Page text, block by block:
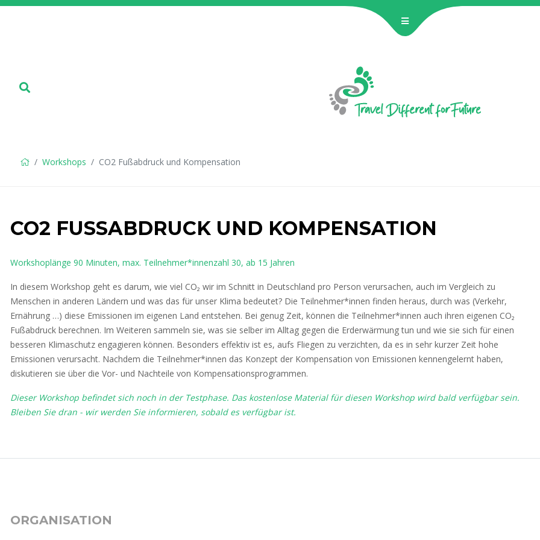
Workshops CO2 Fußabdruck und Kompensation
CO2 FUSSABDRUCK UND KOMPENSATION
Workshoplänge 90 Minuten, max. Teilnehmer*innenzahl 30, ab 15 Jahren
In diesem Workshop geht es darum, wie viel CO₂ wir im Schnitt in Deutschland pro Person verursachen, auch im Vergleich zu
Menschen in anderen Ländern und was das für unser Klima bedeutet? Die Teilnehmer*innen finden heraus, durch was (Verkehr,
Ernährung …) diese Emissionen im eigenen Land entstehen. Bei genug Zeit, können die Teilnehmer*innen auch ihren eigenen CO₂
Fußabdruck berechnen. Im Weiteren sammeln sie, was sie selber im Alltag gegen die Erderwärmung tun und wie sie sich für einen
besseren Klimaschutz engagieren können. Besonders effektiv ist es, aufs Fliegen zu verzichten, da es in sehr kurzer Zeit hohe
Emissionen verursacht. Nachdem die Teilnehmer*innen das Konzept der Kompensation von Emissionen kennengelernt haben,
diskutieren sie über die Vor- und Nachteile von Kompensationsprogrammen.
Dieser Workshop befindet sich noch in der Testphase. Das kostenlose Material für diesen Workshop wird bald verfügbar sein.
Bleiben Sie dran - wir werden Sie informieren, sobald es verfügbar ist.
ORGANISATION